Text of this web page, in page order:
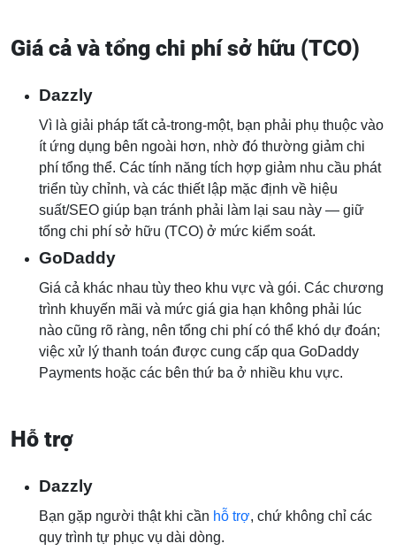
Giá cả và tổng chi phí sở hữu (TCO)
Dazzly
Vì là giải pháp tất cả‑trong‑một, bạn phải phụ thuộc vào
ít ứng dụng bên ngoài hơn, nhờ đó thường giảm chi
phí tổng thể. Các tính năng tích hợp giảm nhu cầu phát
triển tùy chỉnh, và các thiết lập mặc định về hiệu
suất/SEO giúp bạn tránh phải làm lại sau này — giữ
tổng chi phí sở hữu (TCO) ở mức kiểm soát.
GoDaddy
Giá cả khác nhau tùy theo khu vực và gói. Các chương
trình khuyến mãi và mức giá gia hạn không phải lúc
nào cũng rõ ràng, nên tổng chi phí có thể khó dự đoán;
việc xử lý thanh toán được cung cấp qua GoDaddy
Payments hoặc các bên thứ ba ở nhiều khu vực.
Hỗ trợ
Dazzly
Bạn gặp người thật khi cần hỗ trợ, chứ không chỉ các
quy trình tự phục vụ dài dòng.